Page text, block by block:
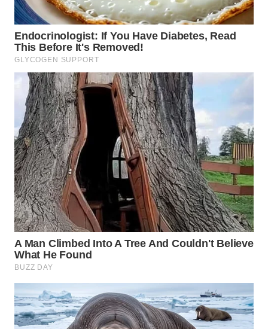
WN
TEBING
TINGGI
WN
PAKPAK
WN
KARAWANG
WN
BEKASI
WN
BOGOR
WN
DEPOK
WN
TAPANULI
UTARA